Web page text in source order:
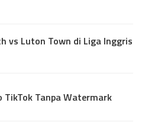
vs Luton Town di Liga Inggris
TikTok Tanpa Watermark